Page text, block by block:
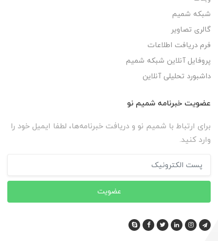
شبکه شمیم
گالری تصاویر
فرم دریافت اطلاعات
پروفایل آنلاین شبکه شمیم
داشبورد تحلیلی آنلاین
عضویت خبرنامه شمیم نو
برای ارتباط با شمیم نو و دریافت خبرنامه‌ها، لطفا ایمیل خود را
وارد کنید.
عضویت